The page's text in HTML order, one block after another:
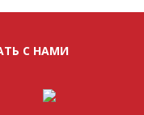
С НАМИ